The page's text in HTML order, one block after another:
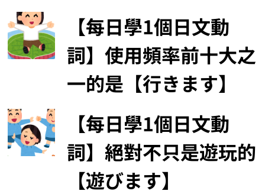
【每日學1個日文動
詞】使用頻率前十大之
一的是【行きます】
【每日學1個日文動
詞】絕對不只是遊玩的
【遊びます】